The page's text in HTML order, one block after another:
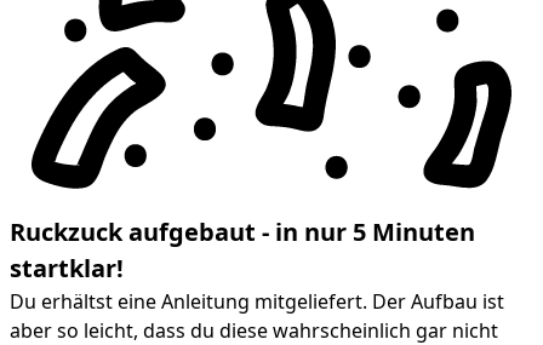
Ruckzuck aufgebaut - in nur 5 Minuten
startklar!
Du erhältst eine Anleitung mitgeliefert. Der Aufbau ist
aber so leicht, dass du diese wahrscheinlich gar nicht